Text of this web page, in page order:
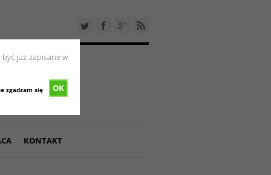
już zapisane w
OK
zgadzam się
KONTAKT